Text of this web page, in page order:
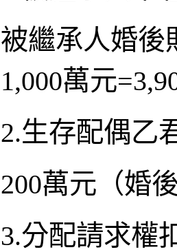
被繼承人婚後
1,000萬元
2.生存配偶乙
200萬元（婚
3.分配請求權